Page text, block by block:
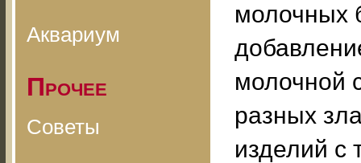
Аквариум
Прочее
Советы
молочных
молочной
разных
изделий с